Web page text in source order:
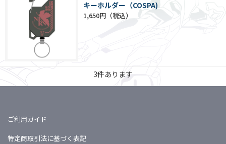
キーホルダー（COSPA)
1,650円
3件あります
ご利用ガイド
特定商取引法に基づく表記